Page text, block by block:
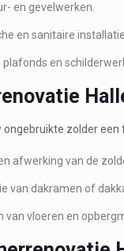
en gevelwerken.
en sanitaire
plafonds en
ongebruikte zolder
afwerking van de
van dakramen of
van vloeren en